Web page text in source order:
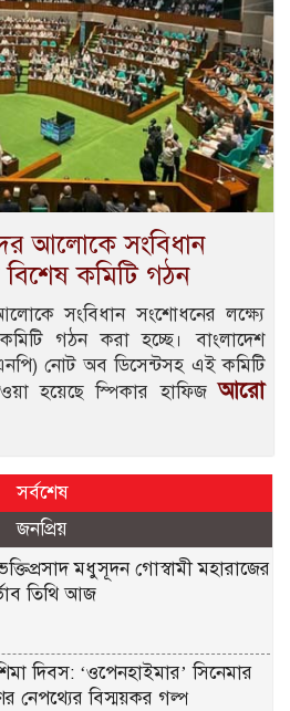
আলোকে সংবিধান
কমিটি গঠন
সংবিধান সংশোধনের লক্ষ্যে
গঠন করা হচ্ছে। বাংলাদেশ
নোট অব ডিসেন্টসহ এই কমিটি
হয়েছে স্পিকার হাফিজআরো
সর্বশেষ
জনপ্রিয়
ভক্তিপ্রসাদ মধুসূদন গোস্বামী মহারাজের
তিথি আজ
দিবস: ‘ওপেনহাইমার’ সিনেমার
নেপথ্যের বিস্ময়কর গল্প